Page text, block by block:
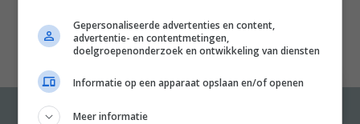
Jonah Freud, kookboekhandelaar en -recensent, wijst
je samen met haar dochter Cijn Prins de weg. Waar eet
koop je het smakelijkste ambachtelijke brood? Wat zijn
de mooiste strandtenten, de beste hotels met
Gepersonaliseerde advertenties en content,
advertentie- en contentmetingen,
doelgroepenonderzoek en ontwikkeling van diensten
Informatie op een apparaat opslaan en/of openen
Meer informatie